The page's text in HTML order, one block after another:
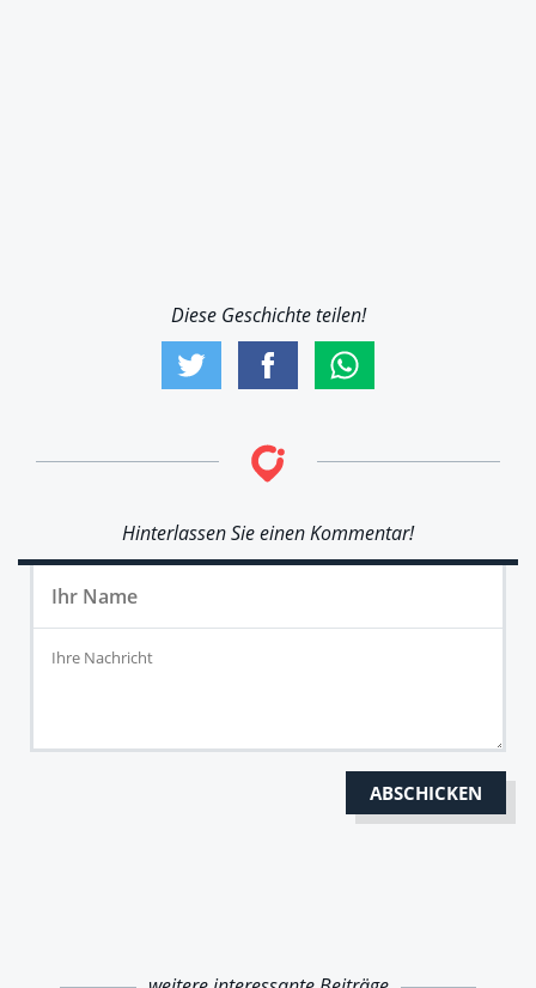
Diese Geschichte teilen!
Hinterlassen Sie einen Kommentar!